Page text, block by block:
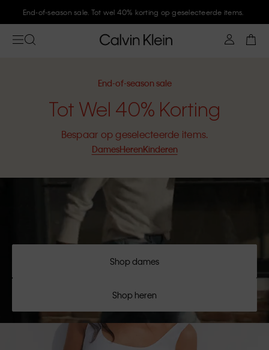
Meld je aan bij Calvin Klein en krijg 10% korting
End-of-season sale
Tot Wel 40% Korting
Bespaar op geselecteerde items.
DamesHerenKinderen
Shop dames
Shop heren